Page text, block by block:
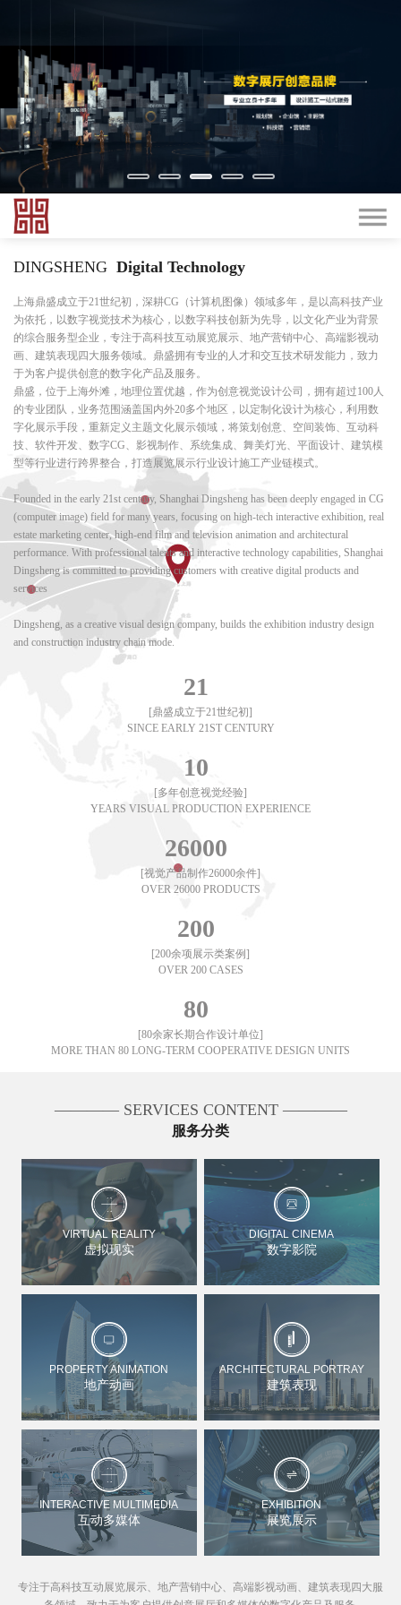
DINGSHENG Digital Technology
上海鼎盛成立于21世纪初，深耕CG（计算机图像）领域多年，是以高科技产业
为依托，以数字视觉技术为核心，以数字科技创新为先导，以文化产业为背景
的综合服务型企业，专注于高科技互动展览展示、地产营销中心、高端影视动
画、建筑表现四大服务领域。鼎盛拥有专业的人才和交互技术研发能力，致力
于为客户提供创意的数字化产品及服务。
鼎盛，位于上海外滩，地理位置优越，作为创意视觉设计公司，拥有超过100人
的专业团队，业务范围涵盖国内外20多个地区，以定制化设计为核心，利用数
字化展示手段，重新定义主题文化展示领域，将策划创意、空间装饰、互动科
技、软件开发、数字CG、影视制作、系统集成、舞美灯光、平面设计、建筑模
型等行业进行跨界整合，打造展览展示行业设计施工产业链模式。
Founded in the early 21st century, Shanghai Dingsheng has been deeply engaged in CG
(computer image) field for many years, focusing on high-tech interactive exhibition, real
estate marketing center, high-end film and television animation and architectural
performance. With professional talents and interactive technology capabilities, Shanghai
Dingsheng is committed to providing customers with creative digital products and
services
Dingsheng, as a creative visual design company, builds the exhibition industry design
and construction industry chain mode.
21
[鼎盛成立于21世纪初]
SINCE EARLY 21ST CENTURY
10
[多年创意视觉经验]
YEARS VISUAL PRODUCTION EXPERIENCE
26000
[视觉产品制作26000余件]
OVER 26000 PRODUCTS
200
[200余项展示类案例]
OVER 200 CASES
80
[80余家长期合作设计单位]
MORE THAN 80 LONG-TERM COOPERATIVE DESIGN UNITS
———— SERVICES CONTENT ————
服务分类
VIRTUAL REALITY
虚拟现实
DIGITAL CINEMA
数字影院
PROPERTY ANIMATION
地产动画
ARCHITECTURAL PORTRAY
建筑表现
INTERACTIVE MULTIMEDIA
互动多媒体
EXHIBITION
展览展示
专注于高科技互动展览展示、地产营销中心、高端影视动画、建筑表现四大服